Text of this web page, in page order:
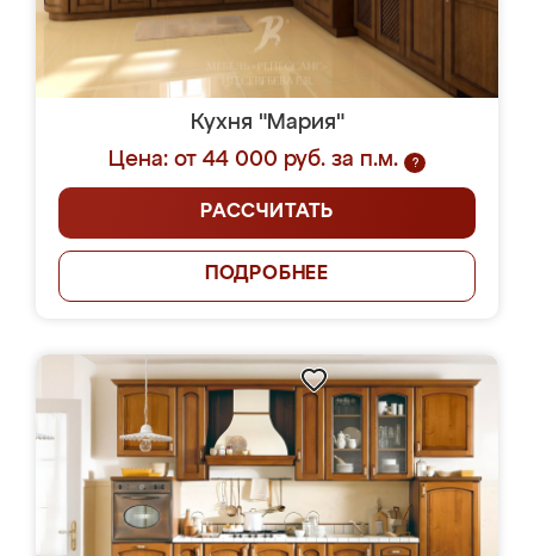
Кухня "Мария"
Цена: от 44 000 руб. за п.м.
?
РАССЧИТАТЬ
ПОДРОБНЕЕ